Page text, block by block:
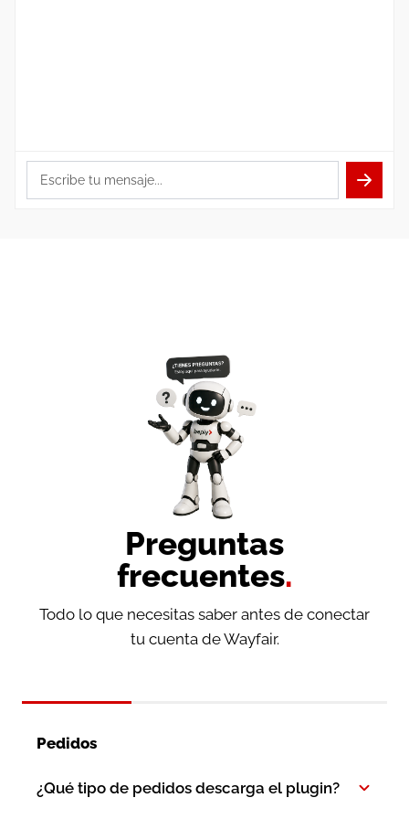
Escribe tu mensaje...
Preguntas
frecuentes.
Todo lo que necesitas saber antes de conectar
tu cuenta de Wayfair.
Pedidos
¿Qué tipo de pedidos descarga el plugin?